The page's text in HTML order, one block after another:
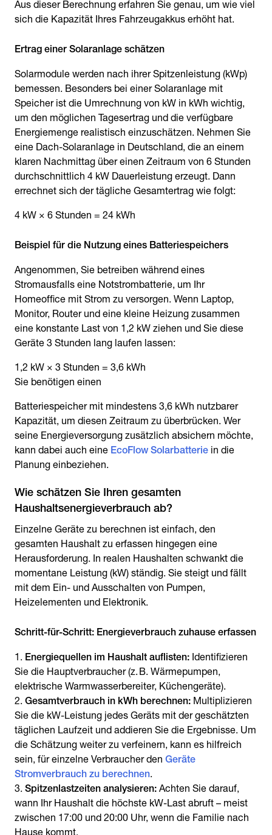
Aus dieser Berechnung erfahren Sie genau, um wie viel
sich die Kapazität Ihres Fahrzeugakkus erhöht hat.
Ertrag einer Solaranlage schätzen
Solarmodule werden nach ihrer Spitzenleistung (kWp)
bemessen. Besonders bei einer Solaranlage mit
Speicher ist die Umrechnung von kW in kWh wichtig,
um den möglichen Tagesertrag und die verfügbare
Energiemenge realistisch einzuschätzen. Nehmen Sie
eine Dach-Solaranlage in Deutschland, die an einem
klaren Nachmittag über einen Zeitraum von 6 Stunden
durchschnittlich 4 kW Dauerleistung erzeugt. Dann
errechnet sich der tägliche Gesamtertrag wie folgt:
4 kW × 6 Stunden = 24 kWh
Beispiel für die Nutzung eines Batteriespeichers
Angenommen, Sie betreiben während eines
Stromausfalls eine Notstrombatterie, um Ihr
Homeoffice mit Strom zu versorgen. Wenn Laptop,
Monitor, Router und eine kleine Heizung zusammen
eine konstante Last von 1,2 kW ziehen und Sie diese
Geräte 3 Stunden lang laufen lassen:
1,2 kW × 3 Stunden = 3,6 kWh
Sie benötigen einen
Batteriespeicher mit mindestens 3,6 kWh nutzbarer
Kapazität, um diesen Zeitraum zu überbrücken. Wer
seine Energieversorgung zusätzlich absichern möchte,
kann dabei auch eine EcoFlow Solarbatterie in die
Planung einbeziehen.
Wie schätzen Sie Ihren gesamten
Haushaltsenergieverbrauch ab?
Einzelne Geräte zu berechnen ist einfach, den
gesamten Haushalt zu erfassen hingegen eine
Herausforderung. In realen Haushalten schwankt die
momentane Leistung (kW) ständig. Sie steigt und fällt
mit dem Ein- und Ausschalten von Pumpen,
Heizelementen und Elektronik.
Schritt-für-Schritt: Energieverbrauch zuhause erfassen
Energiequellen im Haushalt auflisten: Identifizieren
Sie die Hauptverbraucher (z. B. Wärmepumpen,
elektrische Warmwasserbereiter, Küchengeräte).
Gesamtverbrauch in kWh berechnen: Multiplizieren
Sie die kW-Leistung jedes Geräts mit der geschätzten
täglichen Laufzeit und addieren Sie die Ergebnisse. Um
die Schätzung weiter zu verfeinern, kann es hilfreich
sein, für einzelne Verbraucher den Geräte
Stromverbrauch zu berechnen.
Spitzenlastzeiten analysieren: Achten Sie darauf,
wann Ihr Haushalt die höchste kW-Last abruft – meist
zwischen 17:00 und 20:00 Uhr, wenn die Familie nach
Hause kommt.